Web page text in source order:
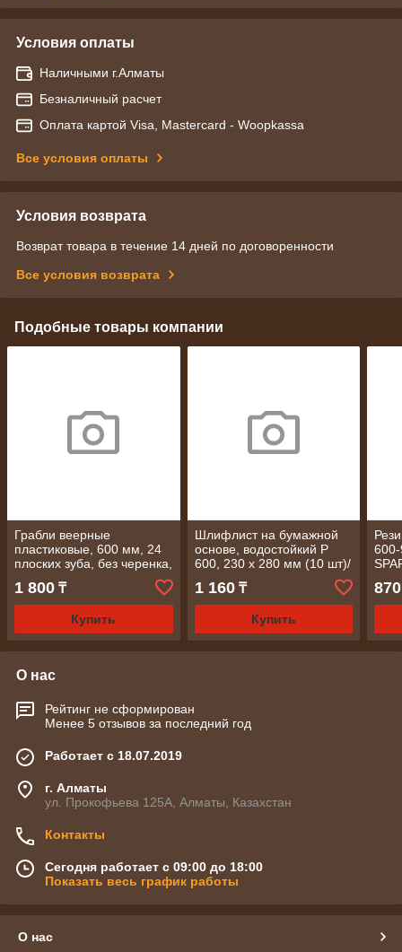
Условия оплаты
Наличными г.Алматы
Безналичный расчет
Оплата картой Visa, Mastercard - Woopkassa
Все условия оплаты
Условия возврата
Возврат товара в течение 14 дней по договоренности
Все условия возврата
Подобные товары компании
Грабли веерные
пластиковые, 600 мм, 24
плоских зуба, без черенка,
1 800 ₸
Купить
Шлифлист на бумажной
основе, водостойкий P
600, 230 х 280 мм (10 шт)/
1 160₸
Купить
870
О нас
Рейтинг не сформирован
Менее 5 отзывов за последний год
Работает с 18.07.2019
г. Алматы
ул. Прокофьева 125А, Алматы, Казахстан
Контакты
Сегодня работает с 09:00 до 18:00
Показать весь график работы
О нас